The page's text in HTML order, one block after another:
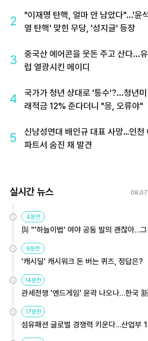
2
"이재명 탄핵, 얼마 안 남았다"...'윤
열 탄핵' 맞힌 무당, '성지글' 등장
3
중국산 에어콘을 웃돈 주고 산다...유
럽 열광시킨 메이디
4
국가가 청년 상대로 '통수'?...청년미
래적금 12% 준다더니 "응, 오류야"
5
신남성연대 배인규 대표 사망…인천
파트서 숨진 채 발견
실시간 뉴스 08.07
4분전
與 "'하늘이법' 여야 공동 발의 괜찮아…
9분전
'캐시딜' 캐시워크 돈 버는 퀴즈, 정답은?
14분전
관세전쟁 '엔드게임' 윤곽 나오나…한국
17분전
섬유패션 글로벌 경쟁력 키운다…산업부